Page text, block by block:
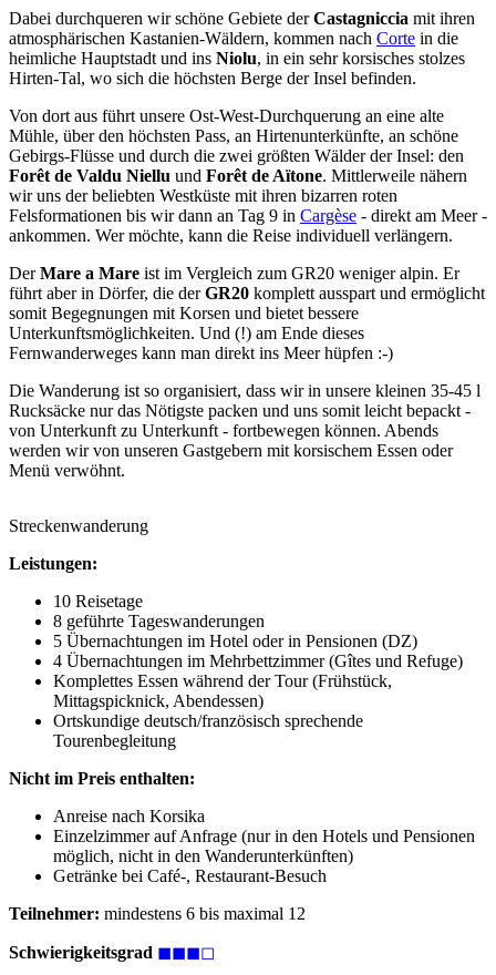
Dabei durchqueren wir schöne Gebiete derCastagniccia mit ihren
atmosphärischen Kastanien-Wäldern, kommen nach Corte in die
heimliche Hauptstadt und ins Niolu, in ein sehr korsisches stolzes
Hirten-Tal, wo sich die höchsten Berge der Insel befinden.
Von dort aus führt unsere Ost-West-Durchquerung an eine alte
Mühle, über den höchsten Pass, an Hirtenunterkünfte, an schöne
Gebirgs-Flüsse und durch die zwei größten Wälder der Insel: den
Forêt de Valdu Niellu und Forêt de Aïtone. Mittlerweile nähern
wir uns der beliebten Westküste mit ihren bizarren roten
Felsformationen bis wir dann an Tag 9 in Cargèse - direkt am Meer -
ankommen. Wer möchte, kann die Reise individuell verlängern.
DerMare a Mare ist im Vergleich zum GR20 weniger alpin. Er
führt aber in Dörfer, die derGR20 komplett ausspart und ermöglicht
somit Begegnungen mit Korsen und bietet bessere
Unterkunftsmöglichkeiten. Und (!) am Ende dieses
Fernwanderweges kann man direkt ins Meer hüpfen :-)
Die Wanderung ist so organisiert, dass wir in unsere kleinen 35-45 l
Rucksäcke nur das Nötigste packen und uns somit leicht bepackt -
von Unterkunft zu Unterkunft - fortbewegen können. Abends
werden wir von unseren Gastgebern mit korsischem Essen oder
Menü verwöhnt.
Streckenwanderung
Leistungen:
10 Reisetage
8 geführte Tageswanderungen
5 Übernachtungen im Hotel oder in Pensionen (DZ)
4 Übernachtungen im Mehrbettzimmer (Gîtes und Refuge)
Komplettes Essen während der Tour (Frühstück,
Mittagspicknick, Abendessen)
Ortskundige deutsch/französisch sprechende
Tourenbegleitung
Nicht im Preis enthalten:
Anreise nach Korsika
Einzelzimmer auf Anfrage (nur in den Hotels und Pensionen
möglich, nicht in den Wanderunterkünften)
Getränke bei Café-, Restaurant-Besuch
Teilnehmer: mindestens 6 bis maximal 12
Schwierigkeitsgrad ◼◼◼◻